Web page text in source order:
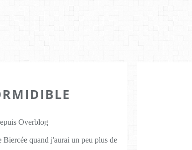
Overblog
quand j'aurai un peu plus de